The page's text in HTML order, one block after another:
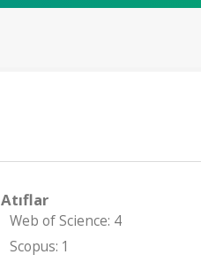
Atıflar
Web of Science: 4
Scopus: 1